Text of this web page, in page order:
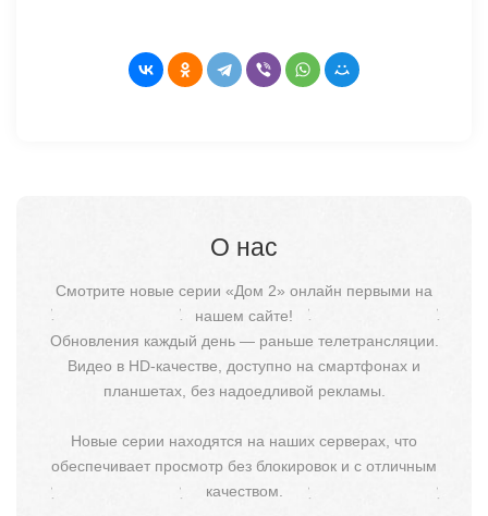
О нас
Смотрите новые серии «Дом 2» онлайн первыми на
нашем сайте!
Обновления каждый день — раньше телетрансляции.
Видео в HD-качестве, доступно на смартфонах и
планшетах, без надоедливой рекламы.
Новые серии находятся на наших серверах, что
обеспечивает просмотр без блокировок и с отличным
качеством.